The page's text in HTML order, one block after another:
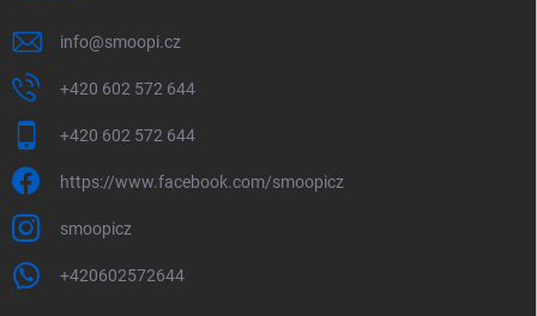
info@smoopi.cz
+420 602 572 644
+420 602 572 644
https://www.facebook.com/smoopicz
smoopicz
+420602572644